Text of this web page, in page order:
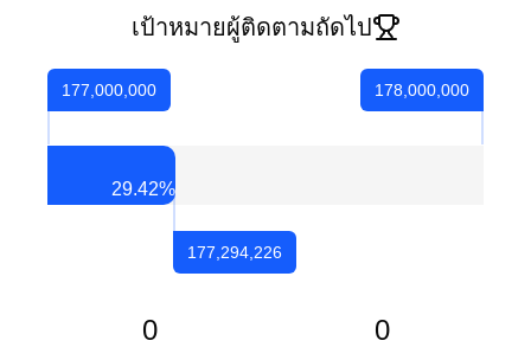
เป้าหมายผู้ติดตามถัดไป
177,000,000
29.42%
177,294,226
178,000,000
0 0